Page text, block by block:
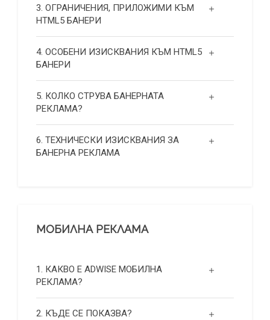
3. ОГРАНИЧЕНИЯ, ПРИЛОЖИМИ КЪМ
HTML5 БАНЕРИ
4. ОСОБЕНИ ИЗИСКВАНИЯ КЪМ HTML5
БАНЕРИ
5. КОЛКО СТРУВА БАНЕРНАТА
РЕКЛАМА?
6. ТЕХНИЧЕСКИ ИЗИСКВАНИЯ ЗА
БАНЕРНА РЕКЛАМА
МОБИЛНА РЕКЛАМА
1. КАКВО Е ADWISE МОБИЛНА
РЕКЛАМА?
2. КЪДЕ СЕ ПОКАЗВА?